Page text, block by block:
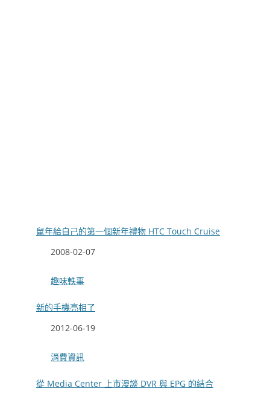
鼠年給自己的第一個新年禮物 HTC Touch Cruise
日期
2008-02-07
關於
趣味軼事
新的手機亮相了
日期
2012-06-19
關於
消費資訊
從 Media Center 上市漫談 DVR 與 EPG 的結合